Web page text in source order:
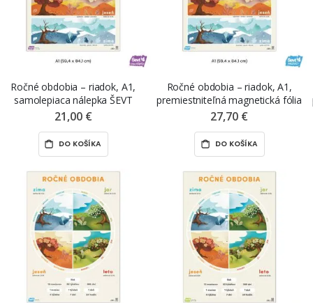
Ročné obdobia – riadok, A1,
samolepiaca nálepka ŠEVT
samolepka
21,00 €
DO KOŠÍKA
Ročné obdobia – riadok, A1,
premiestniteľná magnetická fólia
ŠEVT MAGNET
27,70 €
DO KOŠÍKA